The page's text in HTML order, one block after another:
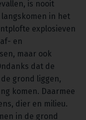
is nooit
in het
explosieven
en
maar ook
dat de
grond liggen,
komen. Daarmee
dier en milieu.
in de grond